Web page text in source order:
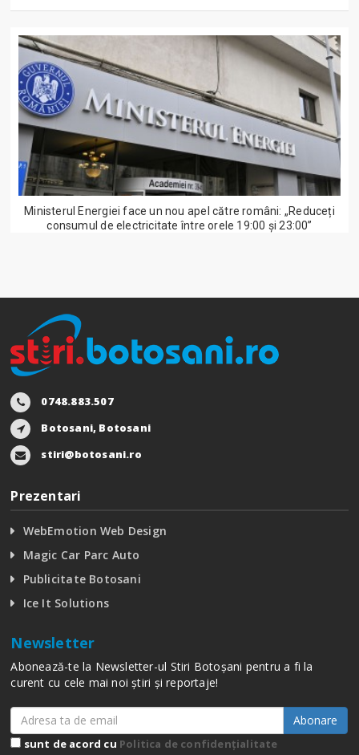
Ministerul Energiei face un nou apel către români: „Reduceți
consumul de electricitate între orele 19:00 și 23:00”
0748.883.507
Botosani, Botosani
stiri@botosani.ro
Prezentari
WebEmotion Web Design
Magic Car Parc Auto
Publicitate Botosani
Ice It Solutions
Newsletter
Abonează-te la Newsletter-ul Stiri Botoșani pentru a fi la
curent cu cele mai noi știri și reportaje!
Abonare
sunt de acord cu Politica de confidențialitate